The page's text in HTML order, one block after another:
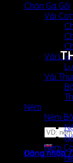
Tìm
Đăng nhập
Chăn Ga Gối
Vải
Vải Lụa
Vải
Nệm
Nệm
Nệm